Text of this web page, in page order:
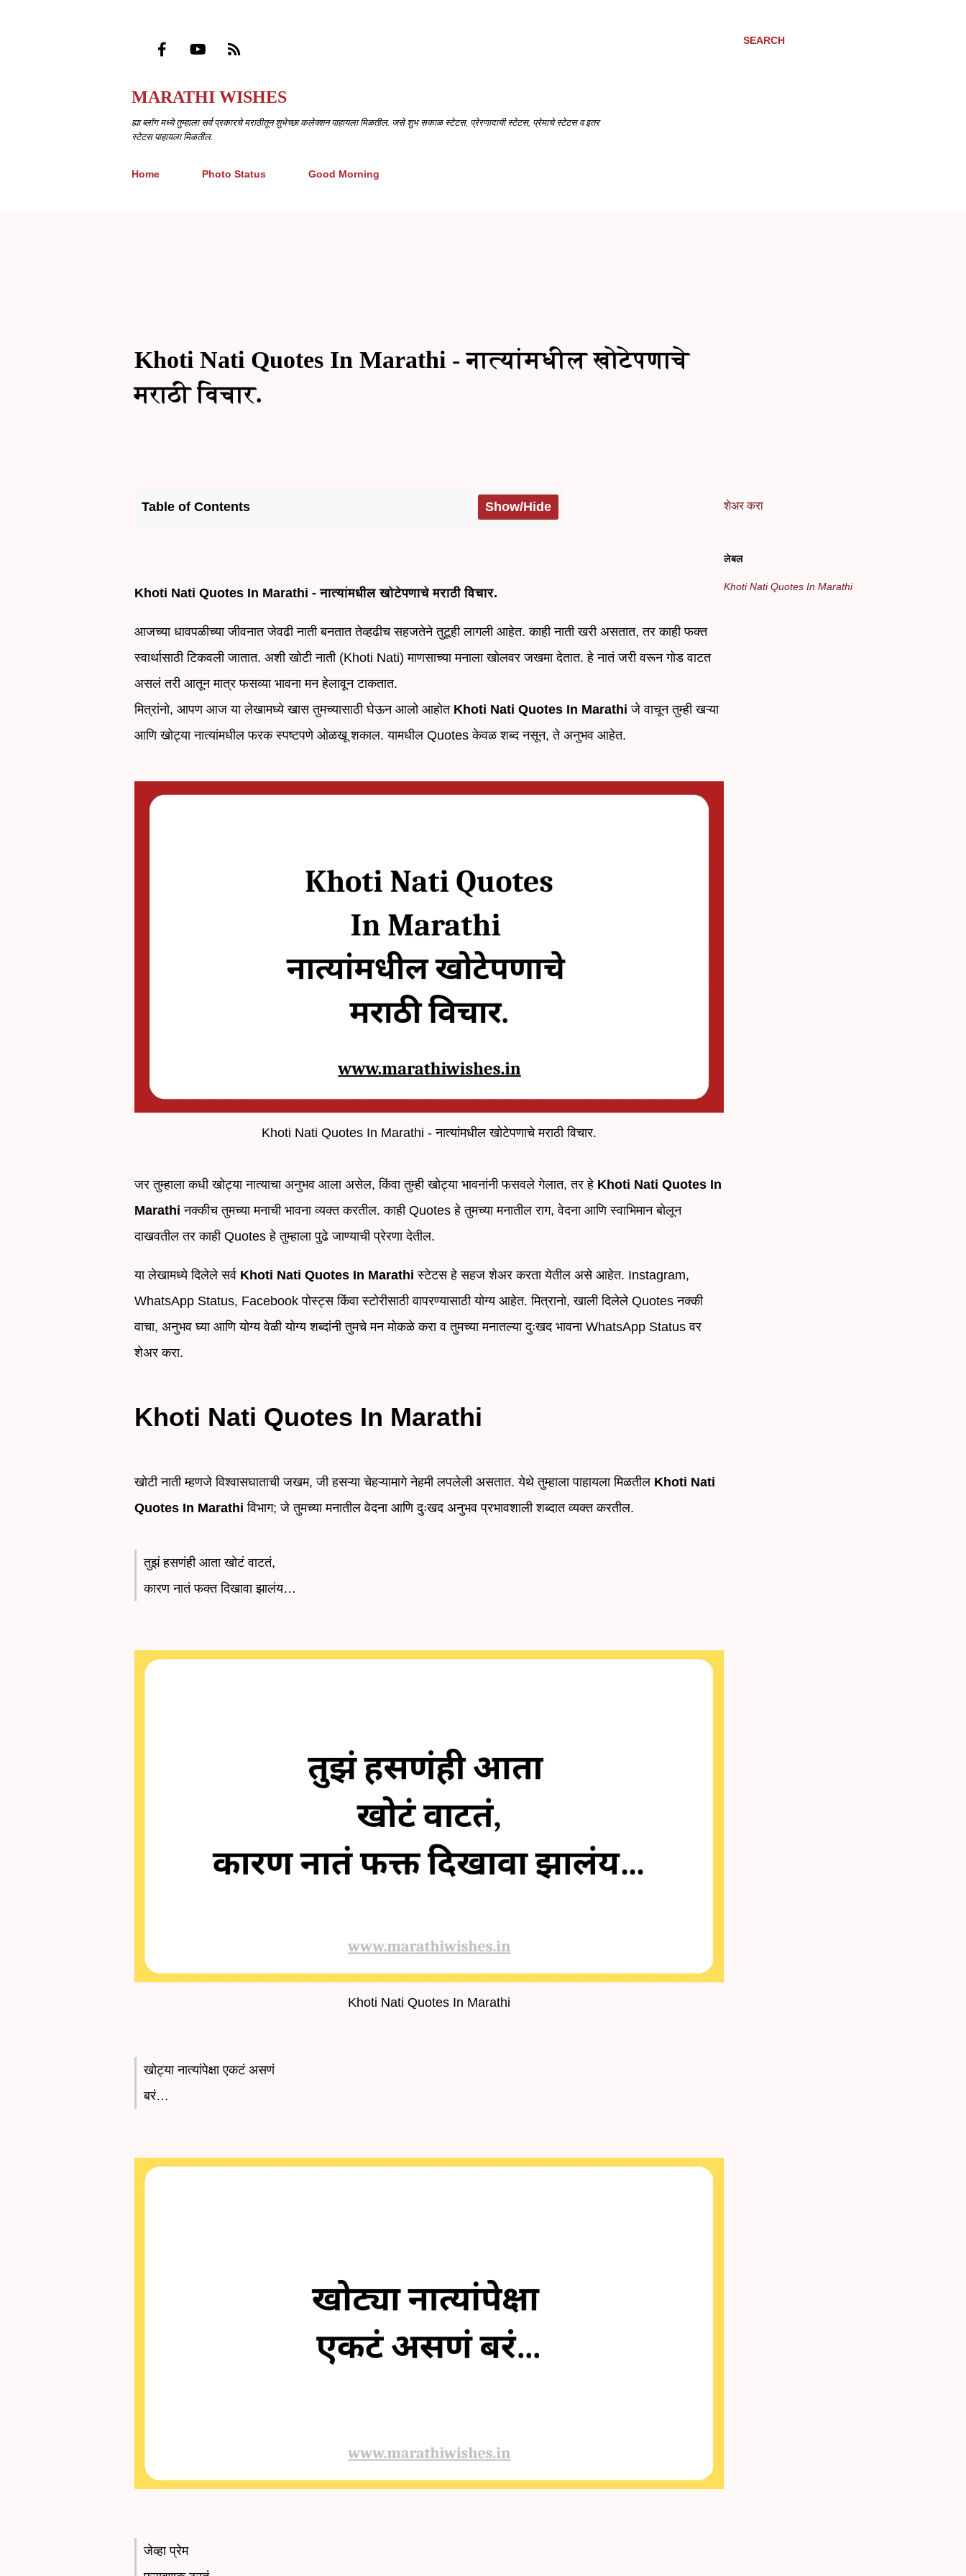
MARATHI WISHES
ह्या ब्लॉग मध्ये तुम्हाला सर्व प्रकारचे मराठीतून शुभेच्छा कलेक्शन पाहायला मिळतील. जसे शुभ सकाळ स्टेटस, प्रेरणादायी स्टेटस, प्रेमाचे स्टेटस व इतर
स्टेटस पाहायला मिळतील.
SEARCH
Home Photo Status Good Morning
Khoti Nati Quotes In Marathi - नात्यांमधील खोटेपणाचे
मराठी विचार.
Table of Contents Show/Hide
Khoti Nati Quotes In Marathi - नात्यांमधील खोटेपणाचे मराठी विचार.
आजच्या धावपळीच्या जीवनात जेवढी नाती बनतात तेव्हढीच सहजतेने तुटूही लागली आहेत. काही नाती खरी असतात, तर काही फक्त
स्वार्थासाठी टिकवली जातात. अशी खोटी नाती (Khoti Nati) माणसाच्या मनाला खोलवर जखमा देतात. हे नातं जरी वरून गोड वाटत
असलं तरी आतून मात्र फसव्या भावना मन हेलावून टाकतात.
मित्रांनो, आपण आज या लेखामध्ये खास तुमच्यासाठी घेऊन आलो आहोत Khoti Nati Quotes In Marathi जे वाचून तुम्ही खऱ्या
आणि खोट्या नात्यांमधील फरक स्पष्टपणे ओळखू शकाल. यामधील Quotes केवळ शब्द नसून, ते अनुभव आहेत.
Khoti Nati Quotes In Marathi - नात्यांमधील खोटेपणाचे मराठी विचार.
जर तुम्हाला कधी खोट्या नात्याचा अनुभव आला असेल, किंवा तुम्ही खोट्या भावनांनी फसवले गेलात, तर हे Khoti Nati Quotes In
Marathi नक्कीच तुमच्या मनाची भावना व्यक्त करतील. काही Quotes हे तुमच्या मनातील राग, वेदना आणि स्वाभिमान बोलून
दाखवतील तर काही Quotes हे तुम्हाला पुढे जाण्याची प्रेरणा देतील.
या लेखामध्ये दिलेले सर्व Khoti Nati Quotes In Marathi स्टेटस हे सहज शेअर करता येतील असे आहेत. Instagram,
WhatsApp Status, Facebook पोस्ट्स किंवा स्टोरीसाठी वापरण्यासाठी योग्य आहेत. मित्रानो, खाली दिलेले Quotes नक्की
वाचा, अनुभव घ्या आणि योग्य वेळी योग्य शब्दांनी तुमचे मन मोकळे करा व तुमच्या मनातल्या दुःखद भावना WhatsApp Status वर
शेअर करा.
Khoti Nati Quotes In Marathi
खोटी नाती म्हणजे विश्वासघाताची जखम, जी हसऱ्या चेहऱ्यामागे नेहमी लपलेली असतात. येथे तुम्हाला पाहायला मिळतील Khoti Nati
Quotes In Marathi विभाग; जे तुमच्या मनातील वेदना आणि दुःखद अनुभव प्रभावशाली शब्दात व्यक्त करतील.
तुझं हसणंही आता खोटं वाटतं,
कारण नातं फक्त दिखावा झालंय…
Khoti Nati Quotes In Marathi
खोट्या नात्यांपेक्षा एकटं असणं
बरं…
जेव्हा प्रेम
शेअर करा
लेबल
Khoti Nati Quotes In Marathi